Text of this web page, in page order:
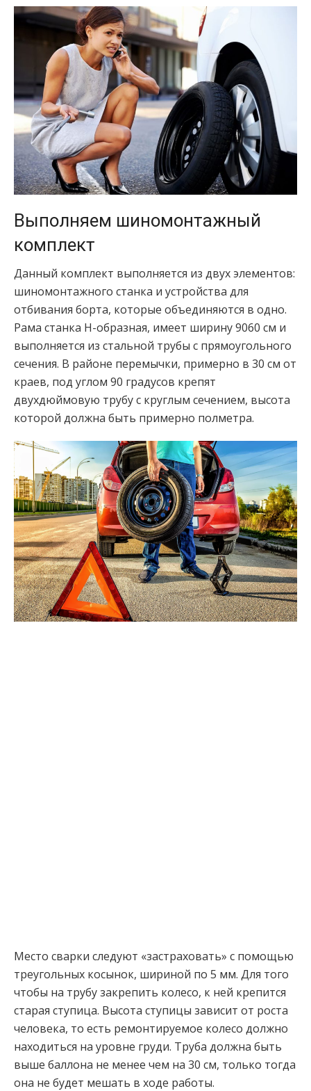
Выполняем шиномонтажный
комплект
Данный комплект выполняется из двух элементов:
шиномонтажного станка и устройства для
отбивания борта, которые объединяются в одно.
Рама станка Н-образная, имеет ширину 9060 см и
выполняется из стальной трубы с прямоугольного
сечения. В районе перемычки, примерно в 30 см от
краев, под углом 90 градусов крепят
двухдюймовую трубу с круглым сечением, высота
которой должна быть примерно полметра.
Место сварки следуют «застраховать» с помощью
треугольных косынок, шириной по 5 мм. Для того
чтобы на трубу закрепить колесо, к ней крепится
старая ступица. Высота ступицы зависит от роста
человека, то есть ремонтируемое колесо должно
находиться на уровне груди. Труба должна быть
выше баллона не менее чем на 30 см, только тогда
она не будет мешать в ходе работы.